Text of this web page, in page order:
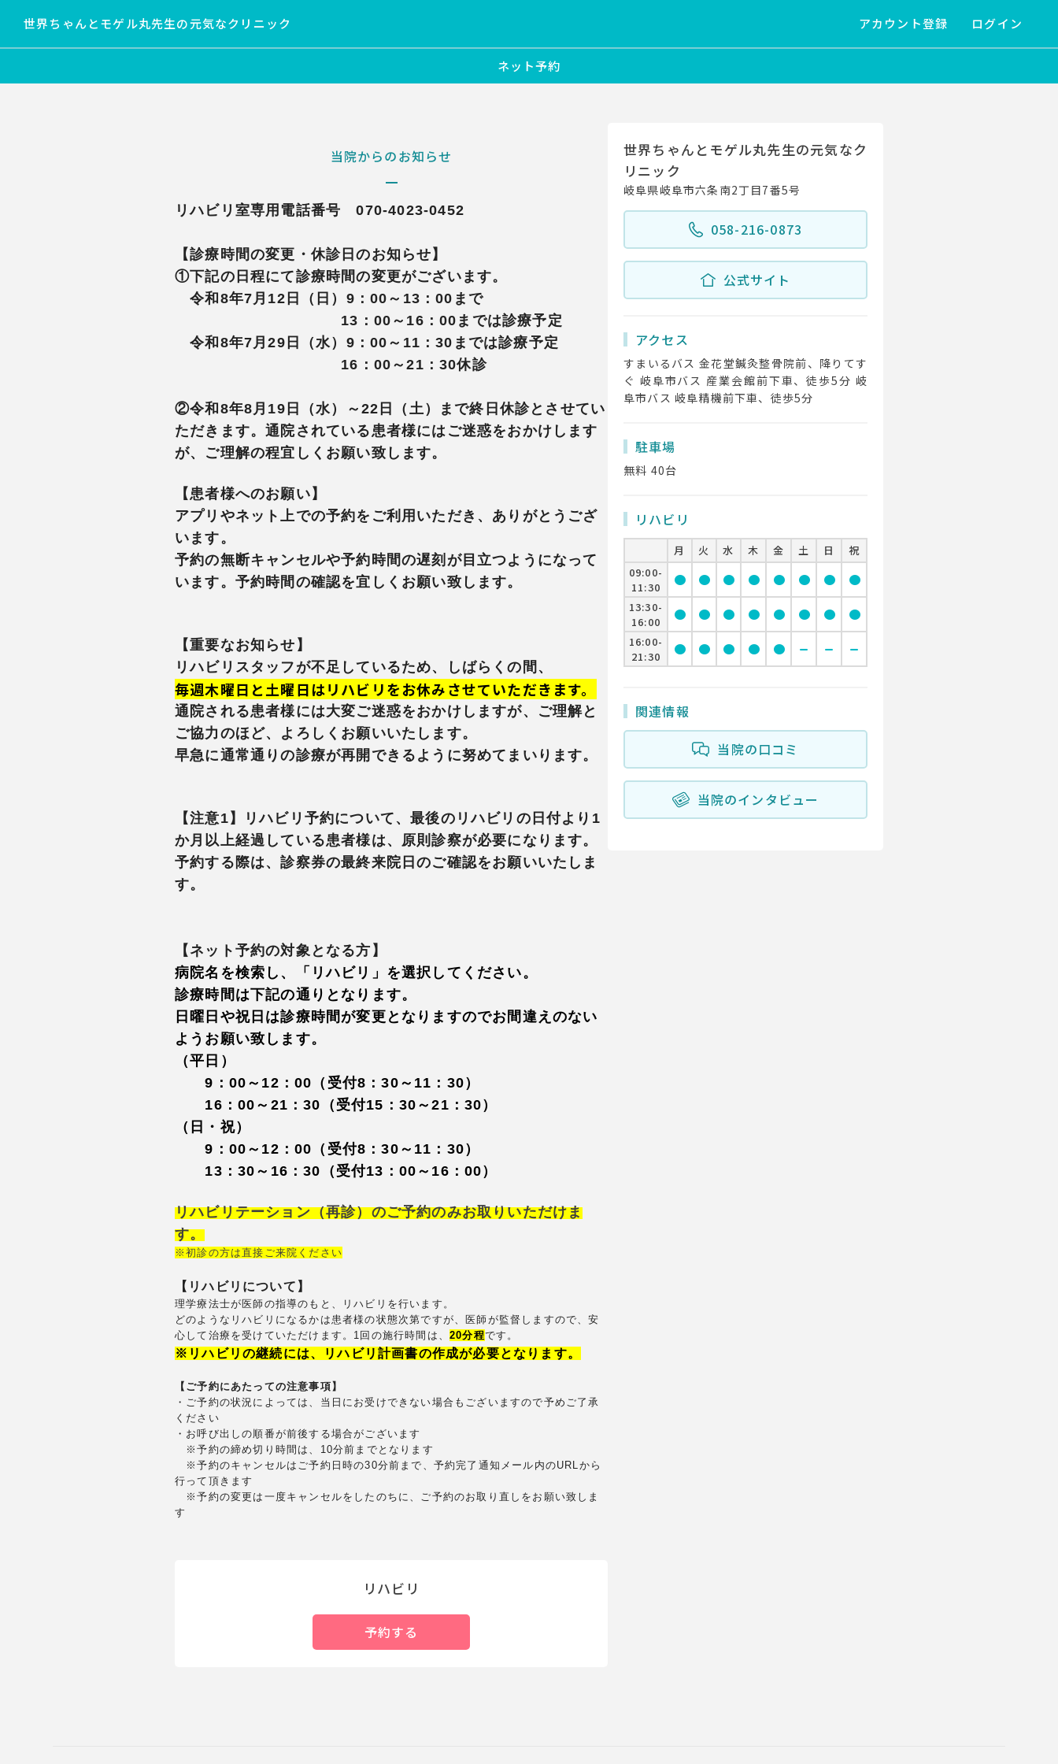
世界ちゃんとモゲル丸先生の元気なクリニック アカウント登録 ログイン
ネット予約
当院からのお知らせ
リハビリ室専用電話番号 070-4023-0452
【診療時間の変更・休診日のお知らせ】
①下記の日程にて診療時間の変更がございます。
令和8年7月12日（日）9：00～13：00まで
13：00～16：00までは診療予定
令和8年7月29日（水）9：00～11：30までは診療予定
16：00～21：30休診
②令和8年8月19日（水）～22日（土）まで終日休診とさせてい
ただきます。通院されている患者様にはご迷惑をおかけします
が、ご理解の程宜しくお願い致します。
【患者様へのお願い】
アプリやネット上での予約をご利用いただき、ありがとうござ
います。
予約の無断キャンセルや予約時間の遅刻が目立つようになって
います。予約時間の確認を宜しくお願い致します。
【重要なお知らせ】
リハビリスタッフが不足しているため、しばらくの間、
毎週木曜日と土曜日はリハビリをお休みさせていただきます。
通院される患者様には大変ご迷惑をおかけしますが、ご理解と
ご協力のほど、よろしくお願いいたします。
早急に通常通りの診療が再開できるように努めてまいります。
【注意1 】リハビリ予約について、最後のリハビリの日付より1
か月以上経過している患者様は、原則診察が必要になります。
予約する際は、診察券の最終来院日のご確認をお願いいたしま
す。
【ネット予約の対象となる方】
病院名を検索し、「リハビリ」を選択してください。
診療時間は下記の通りとなります。
日曜日や祝日は診療時間が変更となりますのでお間違えのない
ようお願い致します。
（平日）
9：00～12：00（受付8：30～11：30）
16：00～21：30（受付15：30～21：30）
（日・祝）
9：00～12：00（受付8：30～11：30）
13：30～16：30（受付13：00～16：00）
リハビリテーション（再診）のご予約のみお取りいただけま
す。
※初診の方は直接ご来院ください
【リハビリについて】
理学療法士が医師の指導のもと、
リハビリを行います。
どのようなリハビリになるかは患者様の状態次第ですが、 医師が監督しますので、安
心して治療を受けていただけます。1回の施行時間は、 20分程です。
※リハビリの継続には、リハビリ計画書の作成が必要となります。
【ご予約にあたっての注意事項】
・ご予約の状況によっては、 当日にお受けできない場合もございますので予めご了承
ください
・お呼び出しの順番が前後する場合がございます
※予約の締め切り時間は、10分前までとなります
※予約のキャンセルはご予約日時の30分前まで、 予約完了通知メール内のURLから
行って頂きます
※予約の変更は一度キャンセルをしたのちに、 ご予約のお取り直しをお願い致しま
す
リハビリ
予約する
世界ちゃんとモゲル丸先生の元気なク
リニック
岐阜県岐阜市六条南2丁目7番5号
058-216-0873
公式サイト
アクセス
すまいるバス 金花堂鍼灸整骨院前、降りてす
ぐ 岐阜市バス 産業会館前下車、徒歩5分 岐
阜市バス 岐阜精機前下車、徒歩5分
駐車場
無料 40台
リハビリ
月 火 水 木 金 土 日
祝
09:00-
11:30
circle circle circle circle circle circle circle circle
13:30-
16:00
circle circle circle circle circle circle circle circle
16:00-
21:30
circle circle circle circle circle remove remove remove
関連情報
当院の口コミ
当院のインタビュー